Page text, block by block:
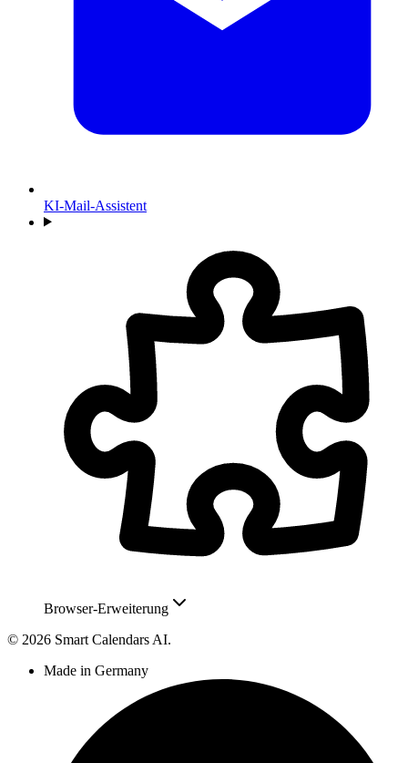
KI-Mail-Assistent
Browser-Erweiterung
© 2026 Smart Calendars AI.
Made in Germany